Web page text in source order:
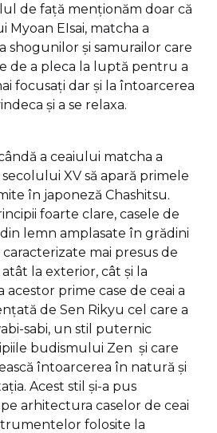
de față menționăm doar că
Myoan EIsai, matcha a
shogunilor și samurailor care
de a pleca la luptă pentru a
focusați dar și la întoarcerea
și a se relaxa.
a ceaiului matcha a
XV să apară primele
în japoneză Chashitsu.
foarte clare, casele de
lemn amplasate în grădini
mai presus de
la exterior, cât și la
prime case de ceai a
de Sen Rikyu cel care a
sabi, un stil puternic
budismului Zen și care
întoarcerea în natură și
Acest stil și-a pus
arhitectura caselor de ceai
folosite la